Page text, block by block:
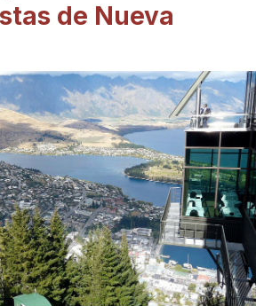
de Nueva